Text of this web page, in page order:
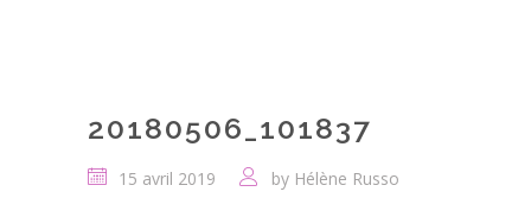
20180506_101837
15 avril 2019 by Hélène Russo